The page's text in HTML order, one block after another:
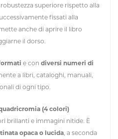
superiore rispetto alla
fissati alla
anche di aprire il libro
il dorso.
e con diversi numeri di
a libri, cataloghi, manuali,
di ogni tipo.
(4 colori)
brillanti e immagini nitide. È
opaca o lucida , a seconda